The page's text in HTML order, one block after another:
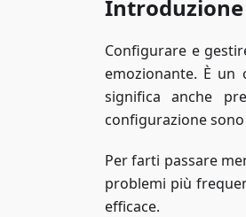
Introduzione
Configurare e
emozionante. È
significa anche
configurazione
Per farti passare
problemi più
efficace.